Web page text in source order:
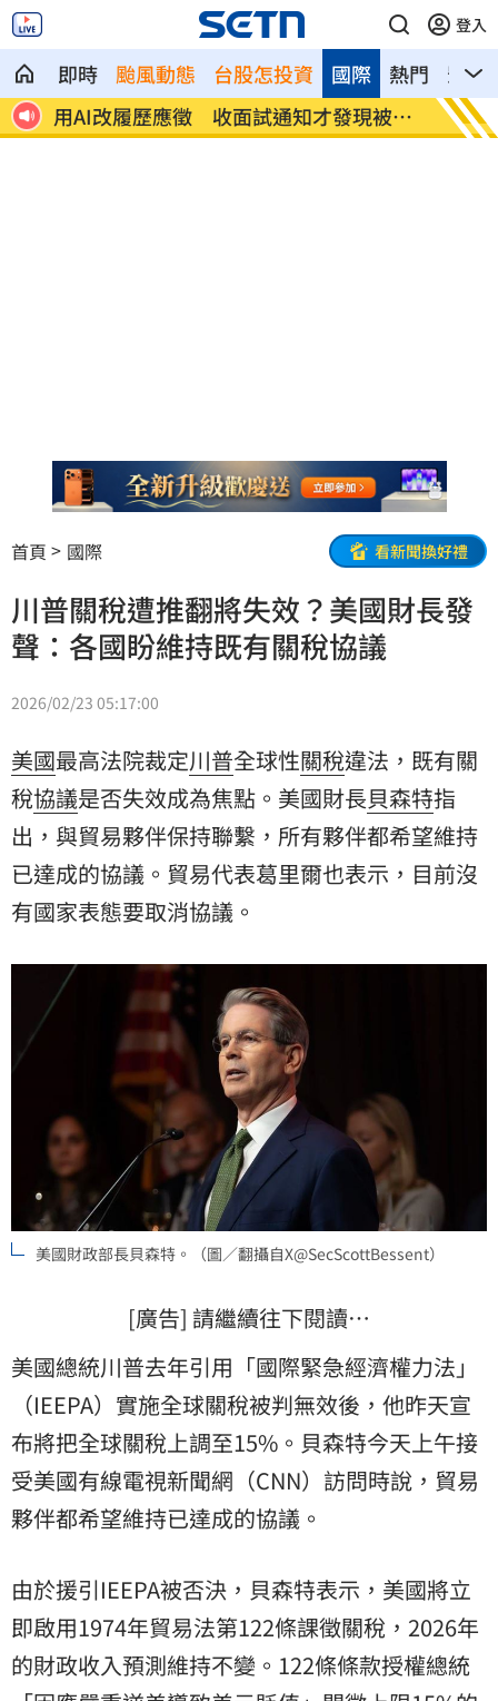
登入
即時 颱風動態 台股怎投資 熱門 影音
國際
別
用AI改履歷應徵 收面試通知才發現被誇
大
台股
首頁 國際 看新聞換好禮
川普關稅遭推翻將失效？美國財長發
聲：各國盼維持既有關稅協議
2026/02/23 05:17:00
美國最高法院裁定川普全球性關稅違法，既有關
稅協議是否失效成為焦點。美國財長貝森特指
出，與貿易夥伴保持聯繫，所有夥伴都希望維持
已達成的協議。貿易代表葛里爾也表示，目前沒
有國家表態要取消協議。
美國財政部長貝森特。（圖／翻攝自X@SecScottBessent）
[廣告] 請繼續往下閱讀…
美國總統川普去年引用「國際緊急經濟權力法」
（IEEPA）實施全球關稅被判無效後，他昨天宣
布將把全球關稅上調至15%。貝森特今天上午接
受美國有線電視新聞網（CNN）訪問時說，貿易
夥伴都希望維持已達成的協議。
由於援引IEEPA被否決，貝森特表示，美國將立
即啟用1974年貿易法第122條課徵關稅，2026年
的財政收入預測維持不變。122條條款授權總統